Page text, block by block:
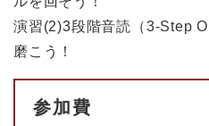
演習(2)3段階音読（3-Step
磨こう！
参加費